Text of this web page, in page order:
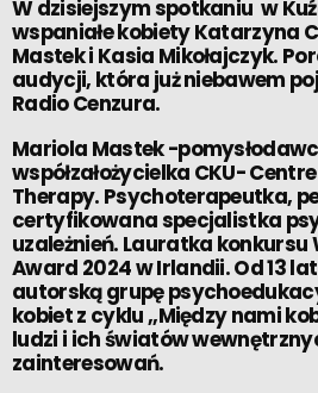
W dzisiejszym spotkaniu w
wspaniałe kobiety Katarzyna
Mastek i Kasia Mikołajczyk.
audycji, która już niebawem
Radio Cenzura.
Mariola Mastek -
współzałożycielka CKU-
Therapy. Psychoterapeutka,
certyfikowana specjalistka
uzależnień. Lauratka konkursu
Award 2024 w Irlandii. Od 13
autorską grupę
kobiet z cyklu ,,Między nami
ludzi i ich światów
zainteresowań.